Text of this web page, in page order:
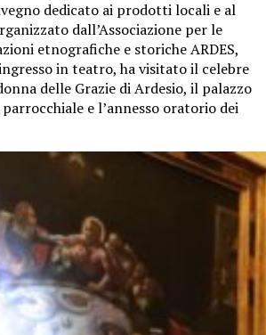
dedicato ai prodotti locali e al
dall’Associazione per le
etnografiche e storiche ARDES,
in teatro, ha visitato il celebre
delle Grazie di Ardesio, il palazzo
e l’annesso oratorio dei